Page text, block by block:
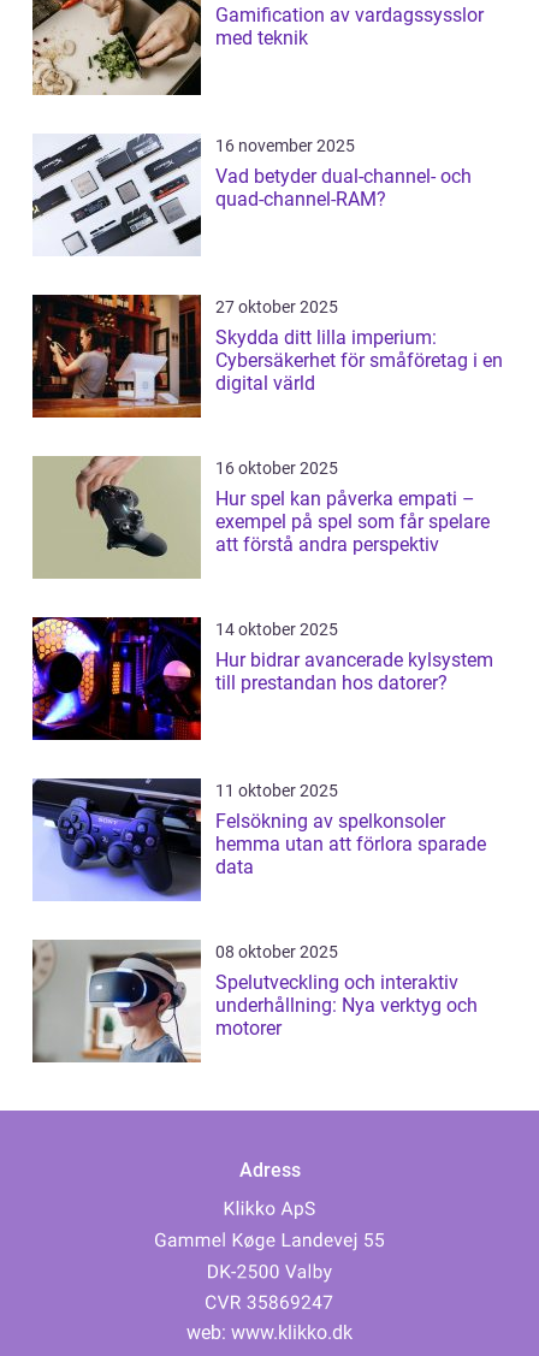
Gamification av vardagssysslor
med teknik
16 november 2025
Vad betyder dual-channel- och
quad-channel-RAM?
27 oktober 2025
Skydda ditt lilla imperium:
Cybersäkerhet för småföretag i en
digital värld
16 oktober 2025
Hur spel kan påverka empati –
exempel på spel som får spelare
att förstå andra perspektiv
14 oktober 2025
Hur bidrar avancerade kylsystem
till prestandan hos datorer?
11 oktober 2025
Felsökning av spelkonsoler
hemma utan att förlora sparade
data
08 oktober 2025
Spelutveckling och interaktiv
underhållning: Nya verktyg och
motorer
Adress
web: www.klikko.dk